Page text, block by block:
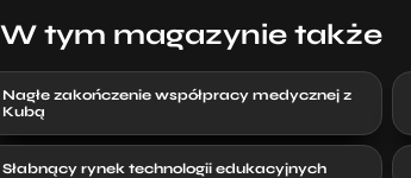
W tym magazynie także
Nagłe zakończenie współpracy medycznej z
Kubą
Słabnący rynek technologii edukacyjnych